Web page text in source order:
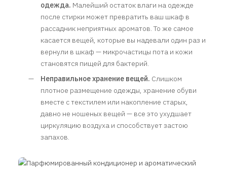
одежда. Малейший остаток влаги на одежде
после стирки может превратить ваш шкаф в
рассадник неприятных ароматов. То же самое
касается вещей, которые вы надевали один раз и
вернули в шкаф — микрочастицы пота и кожи
становятся пищей для бактерий.
Неправильное хранение вещей. Слишком
плотное размещение одежды, хранение обуви
вместе с текстилем или накопление старых,
давно не ношеных вещей — все это ухудшает
циркуляцию воздуха и способствует застою
запахов.